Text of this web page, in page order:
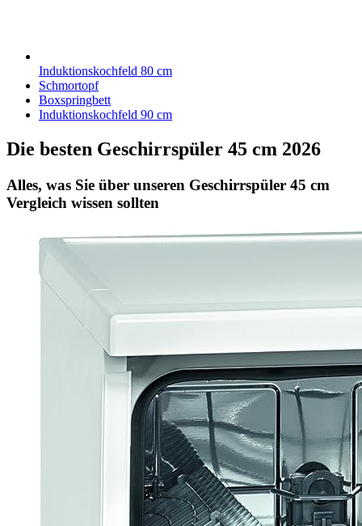
Induktionskochfeld 80 cm
Schmortopf
Boxspringbett
Induktionskochfeld 90 cm
Die besten Geschirrspüler 45 cm 2026
Alles, was Sie über unseren Geschirrspüler 45 cm
Vergleich wissen sollten